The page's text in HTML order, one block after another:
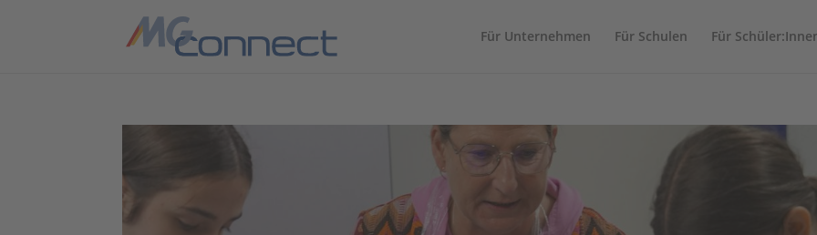
Für Unternehmen Für Schulen Für